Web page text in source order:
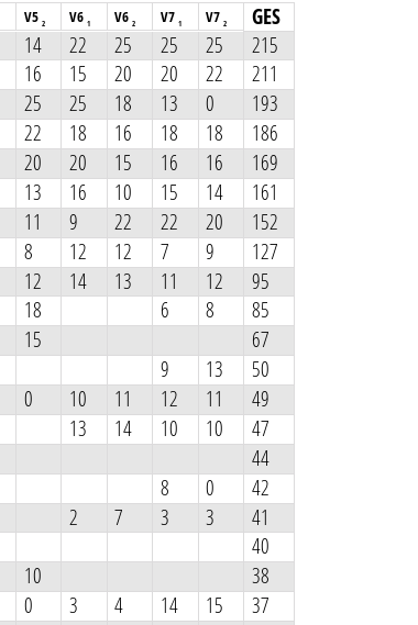
V5 2 V6 1 V6 2 V7 1 V7 2
GES
14 22 25 25 25
215
16 15 20 20 22
211
25 25 18 13 0
193
22 18 16 18 18
186
20 20 15 16 16
169
13 16 10 15 14
161
11 9 22 22 20
152
8 12 12 7 9
127
12 14 13 11 12
95
18 6 8
85
15
67
9 13
50
0 10 11 12 11
49
13 14 10 10
47
44
8 0
42
2 7 3 3
41
40
10
38
0 3 4 14 15
37